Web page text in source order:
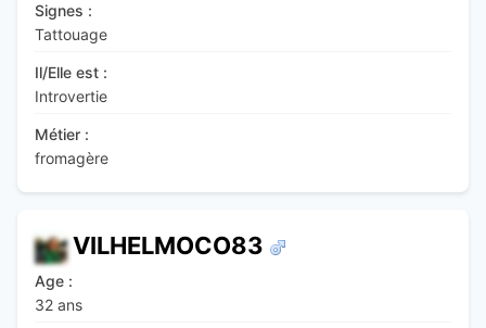
Signes :
Tattouage
Il/Elle est :
Introvertie
Métier :
fromagère
VILHELMOCO83
Age :
32 ans